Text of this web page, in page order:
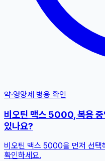
약·영양제 병용 확인
비오틴 맥스 5000, 복용 중
있나요?
비오틴 맥스 5000을 먼저 선택
확인하세요.